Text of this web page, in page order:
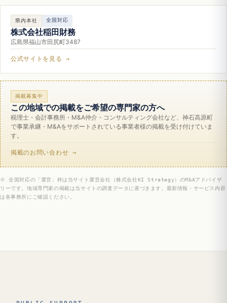
県内本社 全国対応
株式会社稲田財務
広島県福山市田尻町3487
公式サイトを見る →
掲載募集中
この地域での掲載をご希望の専門家の方へ
税理士・会計事務所・M&A仲介・コンサルティング会社など、神石高原町
で事業承継・M&Aをサポートされている事業者様の掲載を受け付けていま
す。
掲載のお問い合わせ →
※ 全国対応の「運営」枠は当サイト運営会社（株式会社KI Strategy）のM&Aアドバイザ
リーです。地域専門家の掲載は当サイトの調査データに基づきます。最新情報・サービス内容
は各事務所にご確認ください。